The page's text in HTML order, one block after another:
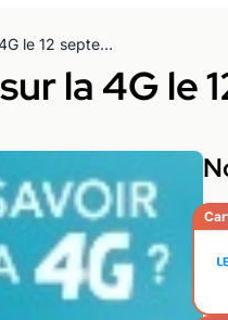
Bouygues Telecom : Vidéo Chat sur la 4G le 12 septembre 2013 !
la 4G le